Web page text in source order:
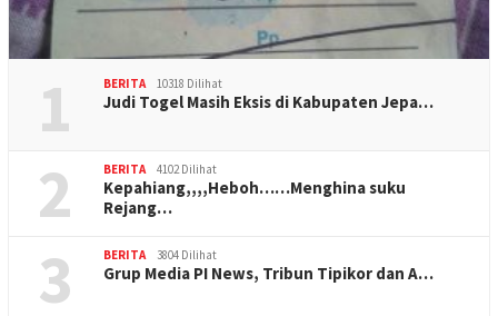
1 BERITA 10318 Dilihat
Judi Togel Masih Eksis di Kabupaten Jepa…
2 BERITA 4102 Dilihat
Kepahiang,,,,Heboh……Menghina suku
Rejang…
3 BERITA 3804 Dilihat
Grup Media PI News, Tribun Tipikor dan A…